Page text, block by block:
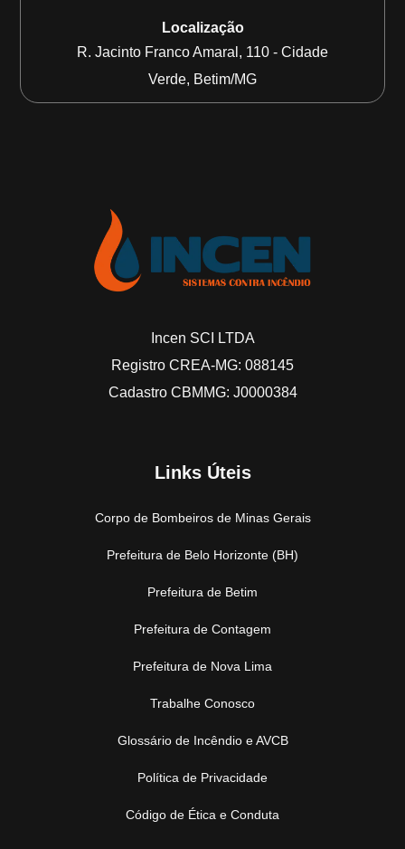
Localização
R. Jacinto Franco Amaral, 110 - Cidade
Verde, Betim/MG
Incen SCI LTDA
Registro CREA-MG: 088145
Cadastro CBMMG: J0000384
Links Úteis
Corpo de Bombeiros de Minas Gerais
Prefeitura de Belo Horizonte (BH)
Prefeitura de Betim
Prefeitura de Contagem
Prefeitura de Nova Lima
Trabalhe Conosco
Glossário de Incêndio e AVCB
Política de Privacidade
Código de Ética e Conduta